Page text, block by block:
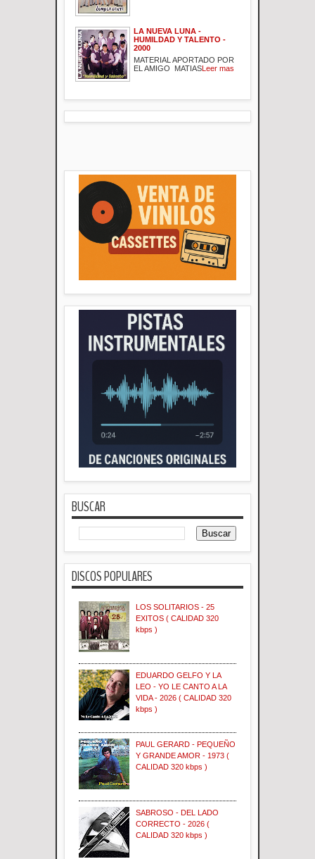
LA NUEVA LUNA -
HUMILDAD Y TALENTO -
2000
MATERIAL APORTADO POR
EL AMIGO MATIAS Leer mas
BUSCAR
DISCOS POPULARES
LOS SOLITARIOS - 25
EXITOS ( CALIDAD 320
kbps )
EDUARDO GELFO Y LA
LEO - YO LE CANTO A LA
VIDA - 2026 ( CALIDAD 320
kbps )
PAUL GERARD - PEQUEÑO
Y GRANDE AMOR - 1973 (
CALIDAD 320 kbps )
SABROSO - DEL LADO
CORRECTO - 2026 (
CALIDAD 320 kbps )